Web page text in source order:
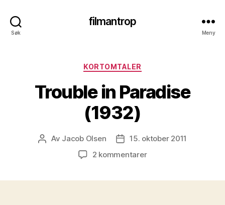
Søk
filmantrop
Meny
Kategorier
KORTOMTALER
Trouble in Paradise
(1932)
Innleggsforfatter
Av Jacob Olsen Publiseringsdato
15. oktober 2011
2 kommentarertil